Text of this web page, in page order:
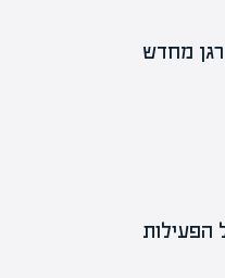
מחדש
הפעילות